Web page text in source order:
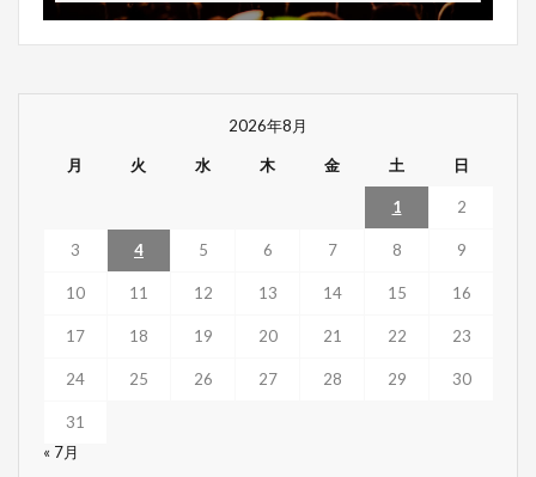
2026年8月
月 火 水 木 金 土 日
1 2
3 4 5 6 7 8 9
10 11 12 13 14 15 16
17 18 19 20 21 22 23
24 25 26 27 28 29 30
31
« 7月